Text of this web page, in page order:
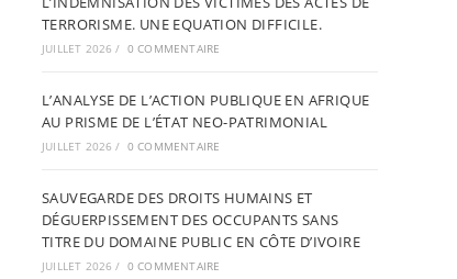
TERRORISME. UNE EQUATION DIFFICILE.
JUILLET 2026 / 0 COMMENTAIRE
L’ANALYSE DE L’ACTION PUBLIQUE EN AFRIQUE
AU PRISME DE L’ÉTAT NEO-PATRIMONIAL
JUILLET 2026 / 0 COMMENTAIRE
SAUVEGARDE DES DROITS HUMAINS ET
DÉGUERPISSEMENT DES OCCUPANTS SANS
TITRE DU DOMAINE PUBLIC EN CÔTE D’IVOIRE
JUILLET 2026 / 0 COMMENTAIRE